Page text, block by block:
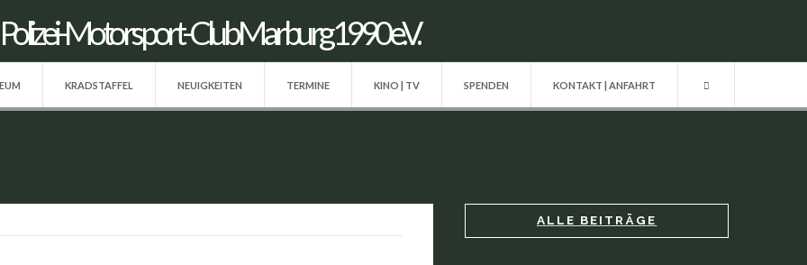
KRADSTAFFEL NEUIGKEITEN TERMINE KINO | TV SPENDEN KONTAKT | ANFAHRT
ALLE BEITRÄGE